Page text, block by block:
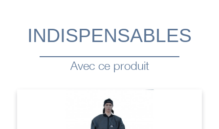
INDISPENSABLES
Avec ce produit